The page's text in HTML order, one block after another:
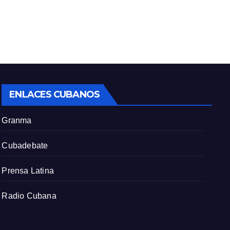
ENLACES CUBANOS
Granma
Cubadebate
Prensa Latina
Radio Cubana